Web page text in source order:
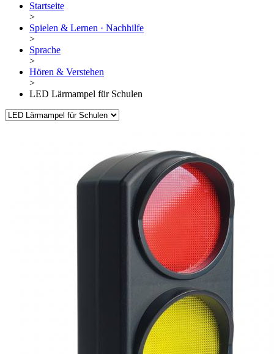
Startseite
>
Spielen & Lernen · Nachhilfe
>
Sprache
>
Hören & Verstehen
>
LED Lärmampel für Schulen